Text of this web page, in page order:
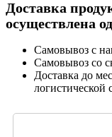
Доставка
осуществлена
Самовывоз с
Самовывоз со
Доставка до
логистической